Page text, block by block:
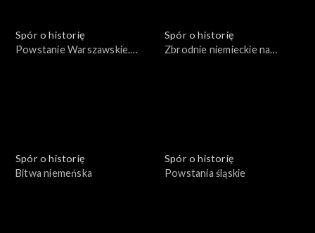
Spór o historię
Powstanie Warszawskie.
Spór o historię
Zbrodnie niemieckie na
Spór o historię
Bitwa niemeńska
Spór o historię
Powstania śląskie